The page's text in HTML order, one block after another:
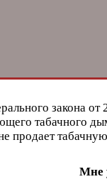
закона
табачного
продает
Мне